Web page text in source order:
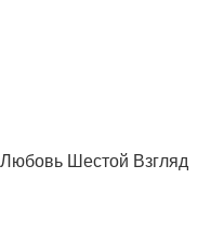
Шестой Взгляд